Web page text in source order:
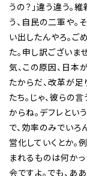
うの？」違う違う。
う、自民の二軍や。
い出したんやろ。ご
た。申し訳ございま
気、この原因、日本
たからだ、改革が足
たち。じゃ、彼らの
からね。デフレと
で、効率のみでい
営化していくとか。
まれるものは何か
会ですよ。でも、あ